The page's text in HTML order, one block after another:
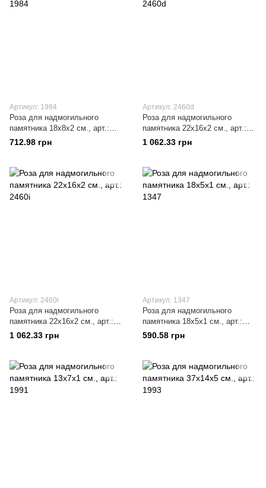
Артикул: 1984
Роза для надмогильного
памятника 18х8x2 см., арт.:
1984
712.98 грн
Артикул: 2460d
Роза для надмогильного
памятника 22х16x2 см., арт.:
2460d
1 062.33 грн
Артикул: 2460i
Роза для надмогильного
памятника 22х16x2 см., арт.:
2460i
1 062.33 грн
Артикул: 1347
Роза для надмогильного
памятника 18х5x1 см., арт.:
1347
590.58 грн